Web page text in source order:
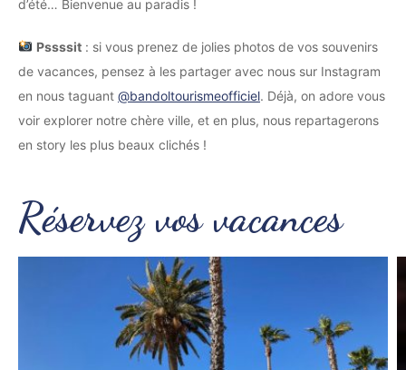
d’été… Bienvenue au paradis !
Pssssit: si vous prenez de jolies photos de vos souvenirs
de vacances, pensez à les partager avec nous sur Instagram
en nous taguant @bandoltourismeofficiel. Déjà, on adore vous
voir explorer notre chère ville, et en plus, nous repartagerons
en story les plus beaux clichés !
Réservez vos vacances